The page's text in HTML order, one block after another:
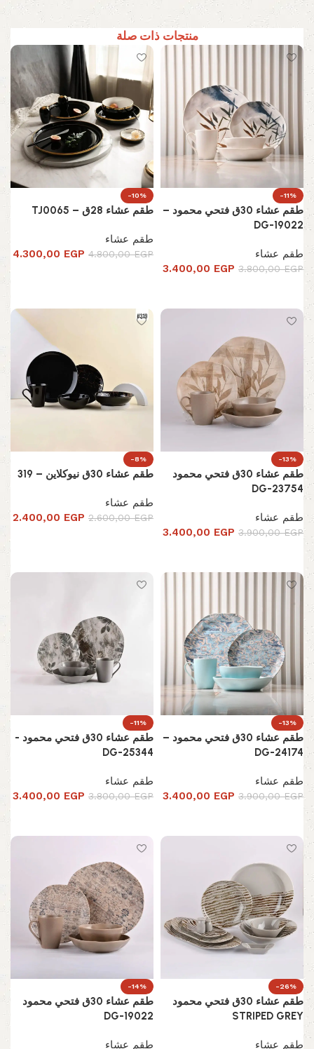
منتجات ذات صلة
-11%
طقم عشاء 30ق فتحي محمود –
DG-19022
طقم عشاء
3.800,00EGP
3.400,00 EGP
-10%
طقم عشاء 28ق – TJ0065
طقم عشاء
4.800,00EGP
4.300,00 EGP
-13%
طقم عشاء 30ق فتحي محمود
DG-23754
طقم عشاء
3.900,00EGP
3.400,00 EGP
-8%
طقم عشاء 30ق نيوكلاين – 319
طقم عشاء
2.600,00EGP
2.400,00 EGP
-13%
طقم عشاء 30ق فتحي محمود –
DG-24174
طقم عشاء
3.900,00EGP
3.400,00 EGP
-11%
طقم عشاء 30ق فتحي محمود -
DG-25344
طقم عشاء
3.800,00EGP
3.400,00 EGP
-26%
طقم عشاء 30ق فتحي محمود
STRIPED GREY
طقم عشاء
-14%
طقم عشاء 30ق فتحي محمود
DG-19022
طقم عشاء